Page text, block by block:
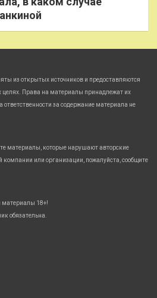
из открытых источников и предоставляются
целях. Права на материалы принадлежат их
за содержание материала не
материалы, которые нарушают авторские
или организации, пожалуйста, сообщите
материалы 18+!
обязательна.